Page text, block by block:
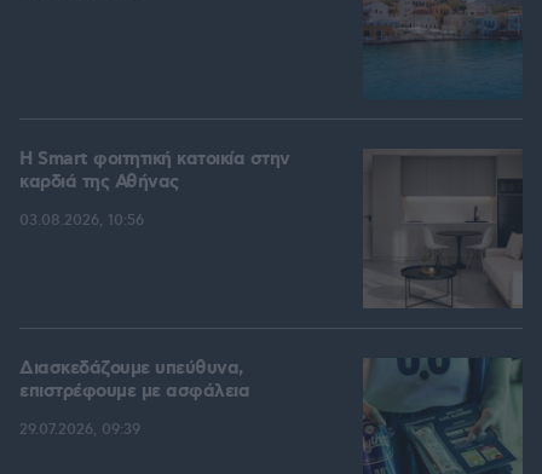
Η Smart φοιτητική κατοικία στην
καρδιά της Αθήνας
03.08.2026, 10:56
Διασκεδάζουμε υπεύθυνα,
επιστρέφουμε με ασφάλεια
29.07.2026, 09:39